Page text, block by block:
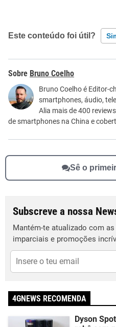
Este conteúdo foi útil?
Este conteúdo não tem a
Outro
Bruno Coelho
Bruno Coelho é Editor-
smartphones, áudio,
Alia mais de 400
de smartphones na China e
Sê o
Subscreve a nossa
Mantém-te atualizado com
imparciais e promoções
4GNEWS RECOMENDA
Dyson